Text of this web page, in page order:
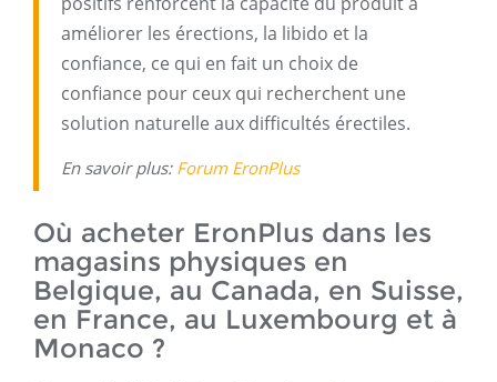
améliorer les érections, la libido et la
confiance, ce qui en fait un choix de
confiance pour ceux qui recherchent une
solution naturelle aux difficultés érectiles.
En savoir plus: Forum EronPlus
Où acheter EronPlus dans les
magasins physiques en
Belgique, au Canada, en Suisse,
en France, au Luxembourg et à
Monaco ?